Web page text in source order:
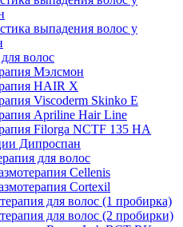
выпадения волос у
волос
Мэлсмон
HAIR X
Viscoderm Skinko E
Apriline Hair Line
Filorga NCTF 135 HA
Дипроспан
для волос
Cellenis
Cortexil
для волос (1 пробирка)
для волос (2 пробирки)